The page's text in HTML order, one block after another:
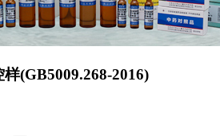
(GB5009.268-2016)